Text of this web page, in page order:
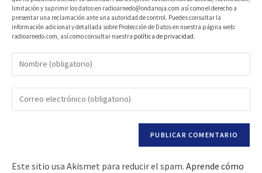
limitación y suprimir los datos en radioarnedo@ondarioja.com así como el derecho a
presentar una reclamación ante una autoridad de control. Puedes consultar la
información adicional y detallada sobre Protección de Datos en nuestra página web:
radioarnedo.com, así como consultar nuestra política de privacidad.
Este sitio usa Akismet para reducir el spam. Aprende cómo